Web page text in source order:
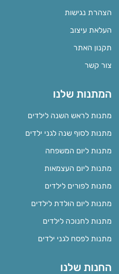
הצהרת נגישות
העלאת עיצוב
תקנון האתר
צור קשר
המתנות שלנו
מתנות לראש השנה לילדים
מתנות לסוף שנה לגני ילדים
מתנות ליום המשפחה
מתנות ליום העצמאות
מתנות לפורים לילדים
מתנות ליום הולדת לילדים
מתנות לחנוכה לילדים
מתנות לפסח לגני ילדים
החנות שלנו